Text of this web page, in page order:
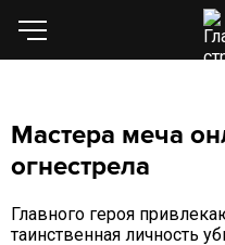
Мастера меча
огнестрела
Главного героя
таинственная личность